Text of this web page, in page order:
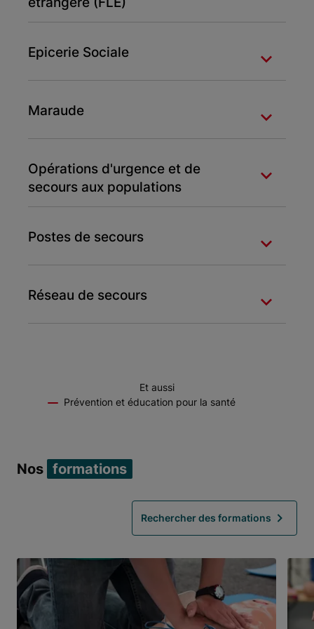
Epicerie Sociale
Maraude
Opérations d'urgence et de
secours aux populations
Postes de secours
Réseau de secours
Et aussi
Prévention et éducation pour la santé
Nos formations
Rechercher des formations